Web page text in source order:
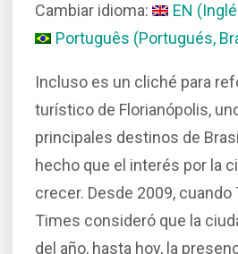
Cambiar idioma: EN (
Português (Portugués,
Incluso es un cliché para
turístico de Florianópolis,
principales destinos de
hecho que el interés por la
crecer. Desde 2009, cuando
Times consideró que la
del año, hasta hoy, la